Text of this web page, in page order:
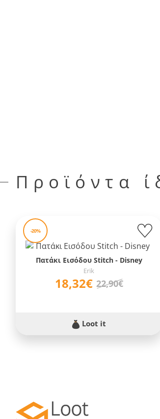
Προϊόντα
-20%
Πατάκι Εισόδου Stitch - Disney
Erik
18,32€ 22,90€
Loot it